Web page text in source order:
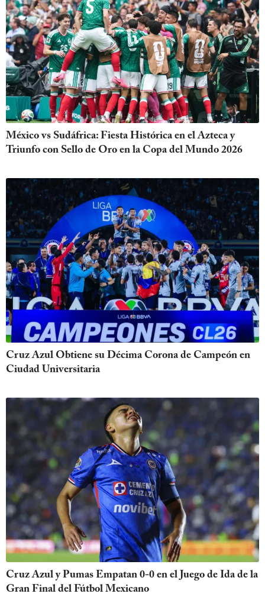
México vs Sudáfrica: Fiesta Histórica en el Azteca y
Triunfo con Sello de Oro en la Copa del Mundo 2026
Cruz Azul Obtiene su Décima Corona de Campeón en
Ciudad Universitaria
Cruz Azul y Pumas Empatan 0-0 en el Juego de Ida de la
Gran Final del Fútbol Mexicano